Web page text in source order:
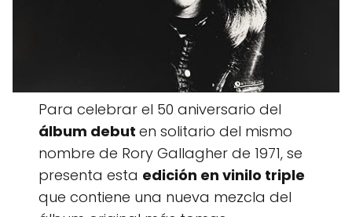
Para celebrar el 50 aniversario del
álbum debuten solitario del mismo
nombre de Rory Gallagher de 1971, se
presenta esta edición en vinilo triple
que contiene una nueva mezcla del